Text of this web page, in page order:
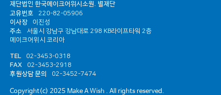
재단법인 한국메이크어위시소원. 별재단
고유번호
220-82-05906
이사장
이진성
주소
서울시 강남구 강남대로 298 KB라이프타워 2층
메이크어위시 코리아
TEL
02-3453-0318
FAX
02-3453-2918
후원상담 문의
02-3452-7474
Copyright(c) 2025 Make A Wish . All rights reserved.